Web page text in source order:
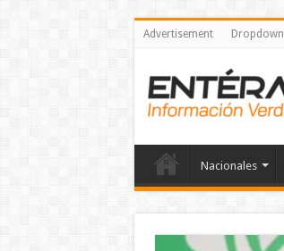
Advertisement Dropdown
Nacionales